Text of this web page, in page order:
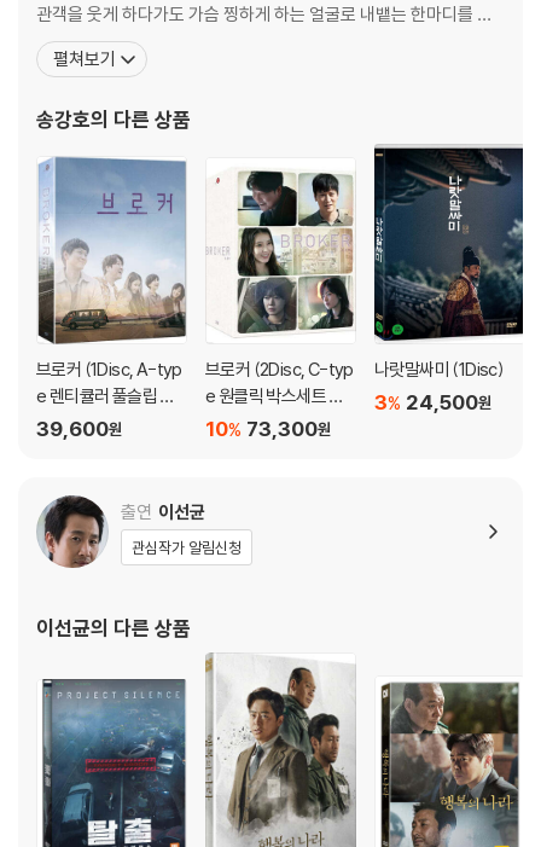
관객을 웃게 하다가도 가슴 찡하게 하는 얼굴로 내뱉는 한마디를 잊
을 수 없게 만들어 그가 연기한 캐릭터를 관객들의 마음 속에 각인시
킨다. <넘버3>에서 "배, 배, 배신이야"로 사시미파의 조필역을 하며
릭터를 소화해내는 낯선 얼굴인 송강호에게 재
펼쳐보기
송강호의 다른 상품
브로커 (1Disc, A-typ
e 렌티큘러 풀슬립 한
정판) : 블루레이
39,600원
브로커 (2Disc, C-typ
e 원클릭 박스세트 한
정판) : 블루레이
73,300원
10%
나랏말싸미 (1Disc)
24,500원
3%
출연 이선균
관심작가 알림신청
이선균의 다른 상품